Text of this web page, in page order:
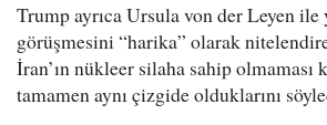
Trump ayrıca Ursula von der Leyen ile
görüşmesini “harika” olarak
İran’ın nükleer silaha sahip olmaması
tamamen aynı çizgide olduklarını